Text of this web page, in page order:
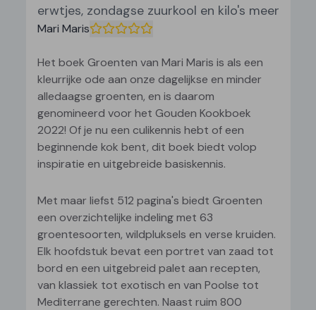
erwtjes, zondagse zuurkool en kilo's meer
Mari Maris
Het boek Groenten van Mari Maris is als een
kleurrijke ode aan onze dagelijkse en minder
alledaagse groenten, en is daarom
genomineerd voor het Gouden Kookboek
2022! Of je nu een culikennis hebt of een
beginnende kok bent, dit boek biedt volop
inspiratie en uitgebreide basiskennis.
Met maar liefst 512 pagina's biedt Groenten
een overzichtelijke indeling met 63
groentesoorten, wildpluksels en verse kruiden.
Elk hoofdstuk bevat een portret van zaad tot
bord en een uitgebreid palet aan recepten,
van klassiek tot exotisch en van Poolse tot
Mediterrane gerechten. Naast ruim 800